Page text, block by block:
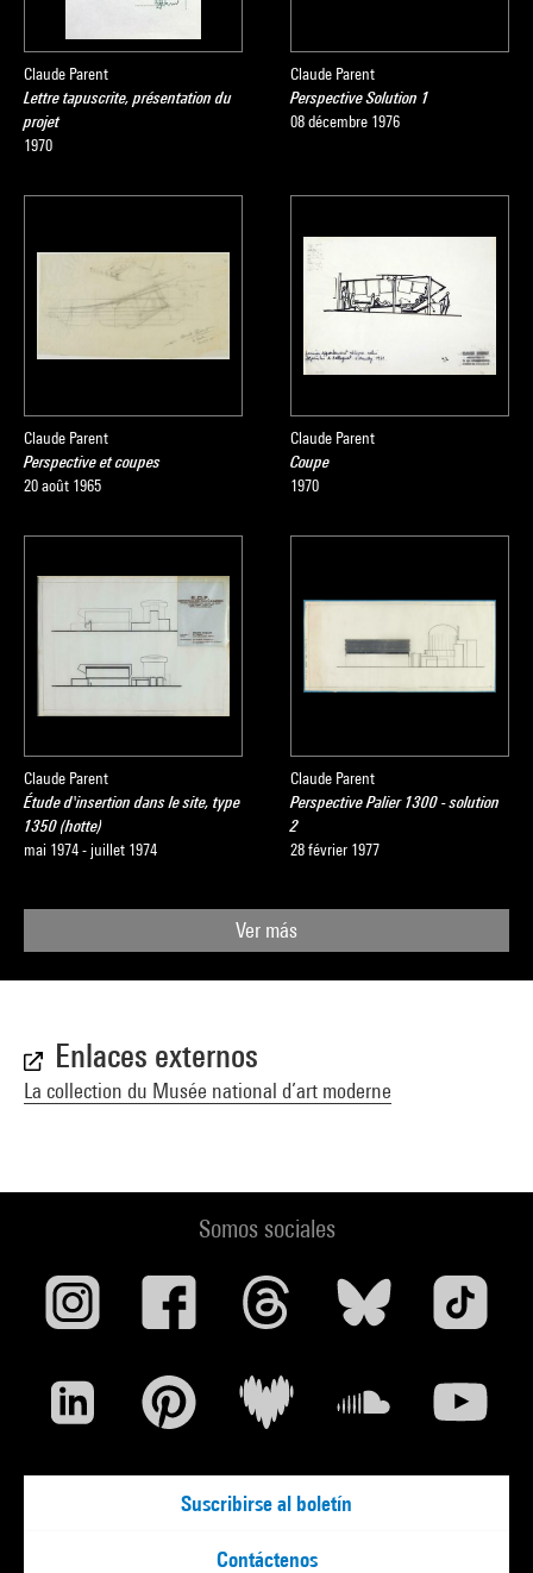
Claude Parent
Lettre tapuscrite, présentation du
projet
1970
Claude Parent
Perspective Solution 1
08 décembre 1976
Claude Parent
Perspective et coupes
20 août 1965
Claude Parent
Coupe
1970
Claude Parent
Étude d'insertion dans le site, type
1350 (hotte)
mai 1974 - juillet 1974
Claude Parent
Perspective Palier 1300 - solution
2
28 février 1977
Ver más
Enlaces externos
La collection du Musée national d’art moderne
Somos sociales
Suscribirse al boletín
Contáctenos